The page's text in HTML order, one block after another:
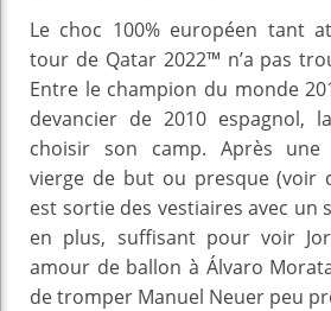
Le choc 100% européen tant
tour de Qatar 2022™ n’a pas
Entre le champion du monde
devancier de 2010 espagnol,
choisir son camp. Après une
vierge de but ou presque (voir
est sortie des vestiaires avec un
en plus, suffisant pour voir
amour de ballon à Álvaro
de tromper Manuel Neuer peu